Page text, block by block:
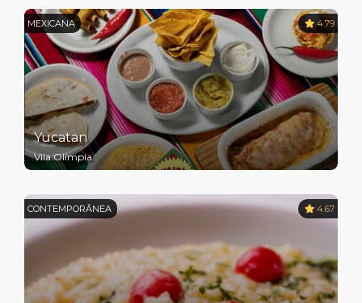
MEXICANA 4.79
Yucatan
Vila Olímpia
CONTEMPORÂNEA 4.67